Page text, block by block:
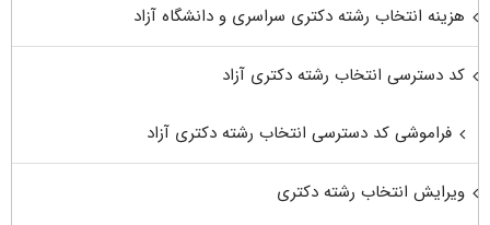
هزینه انتخاب رشته دکتری سراسری و دانشگاه آزاد
کد دسترسی انتخاب رشته دکتری آزاد
فراموشی کد دسترسی انتخاب رشته دکتری آزاد
ویرایش انتخاب رشته دکتری